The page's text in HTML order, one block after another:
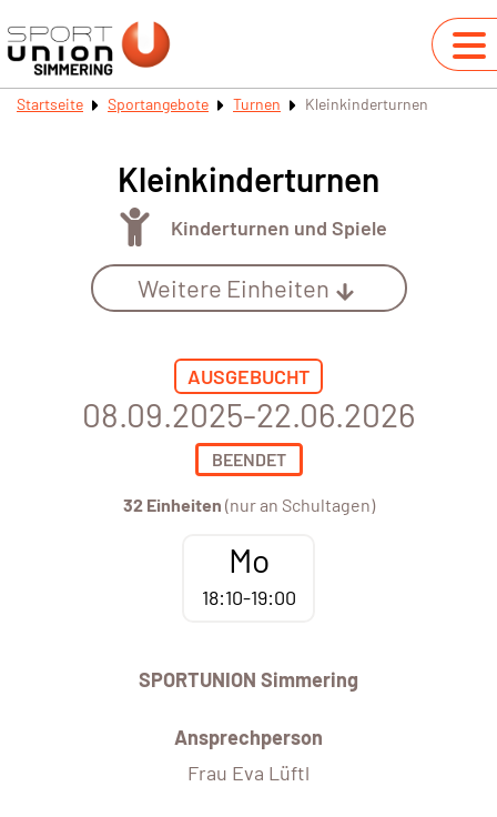
Startseite Sportangebote Turnen Kleinkinderturnen
Kleinkinderturnen
Kinderturnen und Spiele
Weitere Einheiten
AUSGEBUCHT
08.09.2025-22.06.2026
BEENDET
32 Einheiten (nur an Schultagen)
Mo
18:10-19:00
SPORTUNION Simmering
Ansprechperson
Frau Eva Lüftl